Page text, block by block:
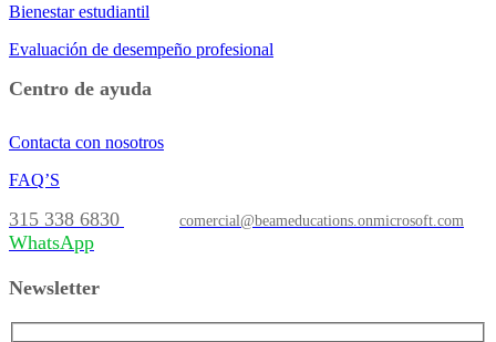
Bienestar estudiantil
Evaluación de desempeño profesional
Centro de ayuda
Contacta con nosotros
FAQ’S
315 338 6830 comercial@beameducations.onmicrosoft.com
WhatsApp
Newsletter